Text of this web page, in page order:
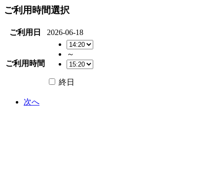
ご利用時間選択
ご利用日 2026-06-18
ご利用時間
～
終日
次へ